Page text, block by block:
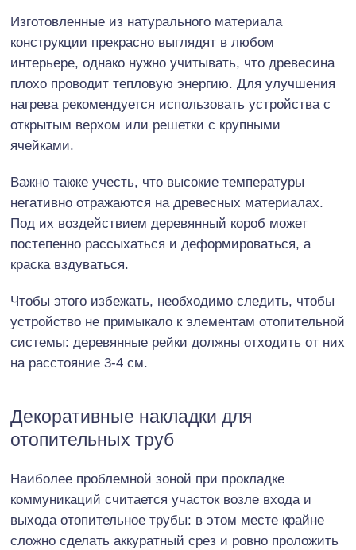
Изготовленные из натурального материала
конструкции прекрасно выглядят в любом
интерьере, однако нужно учитывать, что древесина
плохо проводит тепловую энергию. Для улучшения
нагрева рекомендуется использовать устройства с
открытым верхом или решетки с крупными
ячейками.
Важно также учесть, что высокие температуры
негативно отражаются на древесных материалах.
Под их воздействием деревянный короб может
постепенно рассыхаться и деформироваться, а
краска вздуваться.
Чтобы этого избежать, необходимо следить, чтобы
устройство не примыкало к элементам отопительной
системы: деревянные рейки должны отходить от них
на расстояние 3-4 см.
Декоративные накладки для
отопительных труб
Наиболее проблемной зоной при прокладке
коммуникаций считается участок возле входа и
выхода отопительное трубы: в этом месте крайне
сложно сделать аккуратный срез и ровно проложить